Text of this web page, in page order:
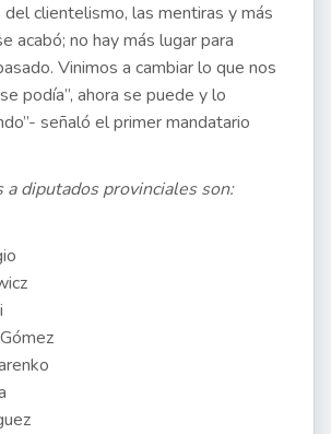
del clientelismo, las mentiras y más
acabó; no hay más lugar para
Vinimos a cambiar lo que nos
podía”, ahora se puede y lo
señaló el primer mandatario
a diputados provinciales son: